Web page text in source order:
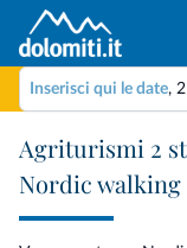
Inserisci qui le date,
Agriturismi 2
Nordic walking